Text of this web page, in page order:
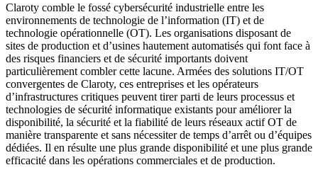
Claroty comble le fossé cybersécurité industrielle entre les
environnements de technologie de l’information (IT) et de
technologie opérationnelle (OT). Les organisations disposant de
sites de production et d’usines hautement automatisés qui font face à
des risques financiers et de sécurité importants doivent
particulièrement combler cette lacune. Armées des solutions IT/OT
convergentes de Claroty, ces entreprises et les opérateurs
d’infrastructures critiques peuvent tirer parti de leurs processus et
technologies de sécurité informatique existants pour améliorer la
disponibilité, la sécurité et la fiabilité de leurs réseaux actif OT de
manière transparente et sans nécessiter de temps d’arrêt ou d’équipes
dédiées. Il en résulte une plus grande disponibilité et une plus grande
efficacité dans les opérations commerciales et de production.